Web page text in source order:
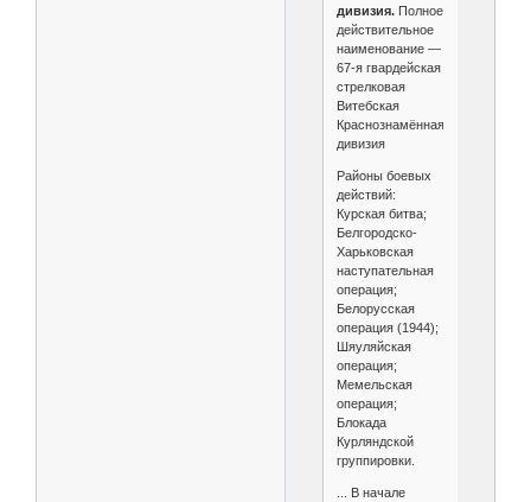
дивизия.Полное
действительное
наименование —
67-я гвардейская
стрелковая
Витебская
Краснознамённая
дивизия
Районы боевых
действий:
Курская битва;
Белгородско-
Харьковская
наступательная
операция;
Белорусская
операция (1944);
Шяуляйская
операция;
Мемельская
операция;
Блокада
Курляндской
группировки.
... В начале